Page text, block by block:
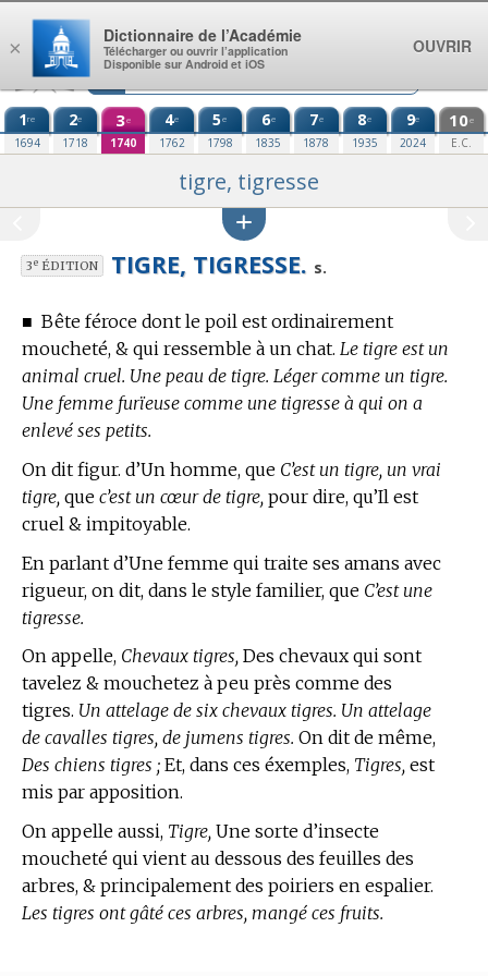
Aller au contenu
1re
1694
2e
1718
3e
1740
4e
1762
5e
1798
6e
1835
7e
1878
8e
1935
9e
2024
10e
E.C.
tigre, tigresse
3eÉDITION TIGRE, TIGRESSE. s.
■ Bête féroce dont le poil est ordinairement
moucheté, & qui ressemble à un chat. Le tigre est un
animal cruel. Une peau de tigre. Léger comme un tigre.
Une femme furïeuse comme une tigresse à qui on a
enlevé ses petits.
On dit figur. d’Un homme, que C’est un tigre, un vrai
tigre, que c’est un cœur de tigre, pour dire, qu’Il est
cruel & impitoyable.
En parlant d’Une femme qui traite ses amans avec
rigueur, on dit, dans le style familier, que C’est une
tigresse.
On appelle, Chevaux tigres, Des chevaux qui sont
tavelez & mouchetez à peu près comme des
tigres. Un attelage de six chevaux tigres. Un attelage
de cavalles tigres, de jumens tigres. On dit de même,
Des chiens tigres ; Et, dans ces éxemples, Tigres, est
mis par apposition.
On appelle aussi, Tigre, Une sorte d’insecte
moucheté qui vient au dessous des feuilles des
arbres, & principalement des poiriers en espalier.
Les tigres ont gâté ces arbres, mangé ces fruits.
×
Dictionnaire de l’Académie
Télécharger ou ouvrir l’application
Disponible sur Android et iOS
OUVRIR